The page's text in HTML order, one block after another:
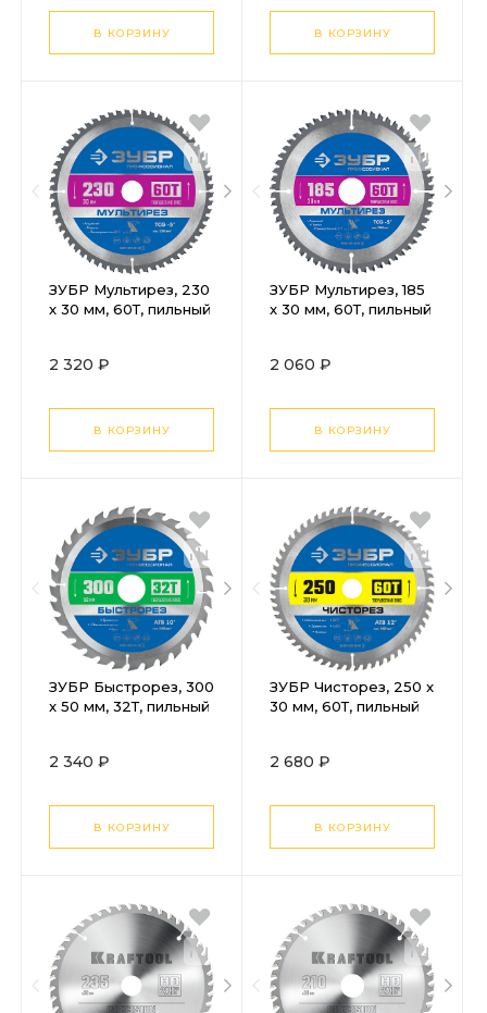
В КОРЗИНУ В КОРЗИНУ
ЗУБР Мультирез, 230
x 30 мм, 60Т, пильный
(36907-230-30-60)
2 320 ₽
В КОРЗИНУ
ЗУБР Мультирез, 185
x 30 мм, 60Т, пильный
(36907-185-30-60)
2 060 ₽
В КОРЗИНУ
ЗУБР Быстрорез, 300
x 50 мм, 32Т, пильный
(36901-300-50-32)
2 340 ₽
В КОРЗИНУ
ЗУБР Чисторез, 250 x
30 мм, 60Т, пильный
(36905-250-30-60)
2 680 ₽
В КОРЗИНУ